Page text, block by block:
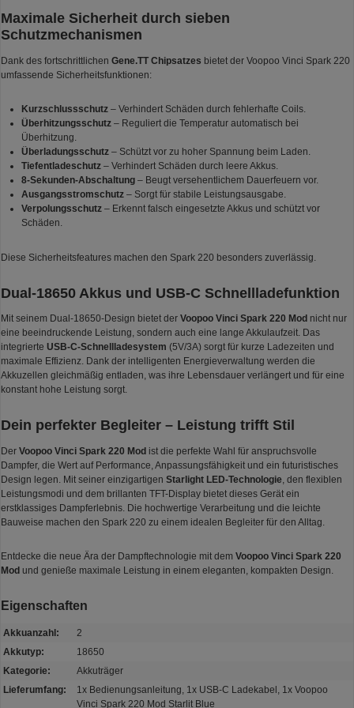
Maximale Sicherheit durch sieben
Schutzmechanismen
Dank des fortschrittlichen Gene.TT Chipsatzes bietet der Voopoo Vinci Spark 220
umfassende Sicherheitsfunktionen:
Kurzschlussschutz– Verhindert Schäden durch fehlerhafte Coils.
Überhitzungsschutz– Reguliert die Temperatur automatisch bei
Überhitzung.
Überladungsschutz– Schützt vor zu hoher Spannung beim Laden.
Tiefentladeschutz– Verhindert Schäden durch leere Akkus.
8-Sekunden-Abschaltung– Beugt versehentlichem Dauerfeuern vor.
Ausgangsstromschutz– Sorgt für stabile Leistungsausgabe.
Verpolungsschutz– Erkennt falsch eingesetzte Akkus und schützt vor
Schäden.
Diese Sicherheitsfeatures machen den Spark 220 besonders zuverlässig.
Dual-18650 Akkus und USB-C Schnellladefunktion
Mit seinem Dual-18650-Design bietet der Voopoo Vinci Spark 220 Mod nicht nur
eine beeindruckende Leistung, sondern auch eine lange Akkulaufzeit. Das
integrierte USB-C-Schnellladesystem (5V/3A) sorgt für kurze Ladezeiten und
maximale Effizienz. Dank der intelligenten Energieverwaltung werden die
Akkuzellen gleichmäßig entladen, was ihre Lebensdauer verlängert und für eine
konstant hohe Leistung sorgt.
Dein perfekter Begleiter – Leistung trifft Stil
Der Voopoo Vinci Spark 220 Mod ist die perfekte Wahl für anspruchsvolle
Dampfer, die Wert auf Performance, Anpassungsfähigkeit und ein futuristisches
Design legen. Mit seiner einzigartigen Starlight LED-Technologie , den flexiblen
Leistungsmodi und dem brillanten TFT-Display bietet dieses Gerät ein
erstklassiges Dampferlebnis. Die hochwertige Verarbeitung und die leichte
Bauweise machen den Spark 220 zu einem idealen Begleiter für den Alltag.
Entdecke die neue Ära der Dampftechnologie mit dem Voopoo Vinci Spark 220
Mod und genieße maximale Leistung in einem eleganten, kompakten Design.
Eigenschaften
Akkuanzahl:
2
Akkutyp:
18650
Kategorie:
Akkuträger
Lieferumfang:
1x Bedienungsanleitung, 1x USB-C Ladekabel, 1x Voopoo
Vinci Spark 220 Mod Starlit Blue